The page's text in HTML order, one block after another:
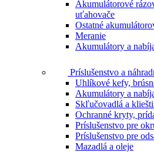
Akumulátorové
uťahovače
Ostatné
Meranie
Akumulátory a
Príslušenstvo a
Uhlíkové kefy,
Akumulátory a
Skľučovadlá a
Ochranné kryty,
Príslušenstvo pre
Príslušenstvo pre
Mazadlá a oleje